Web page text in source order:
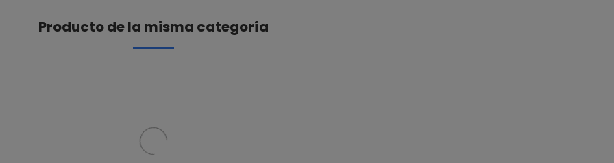
Producto de la misma categoría